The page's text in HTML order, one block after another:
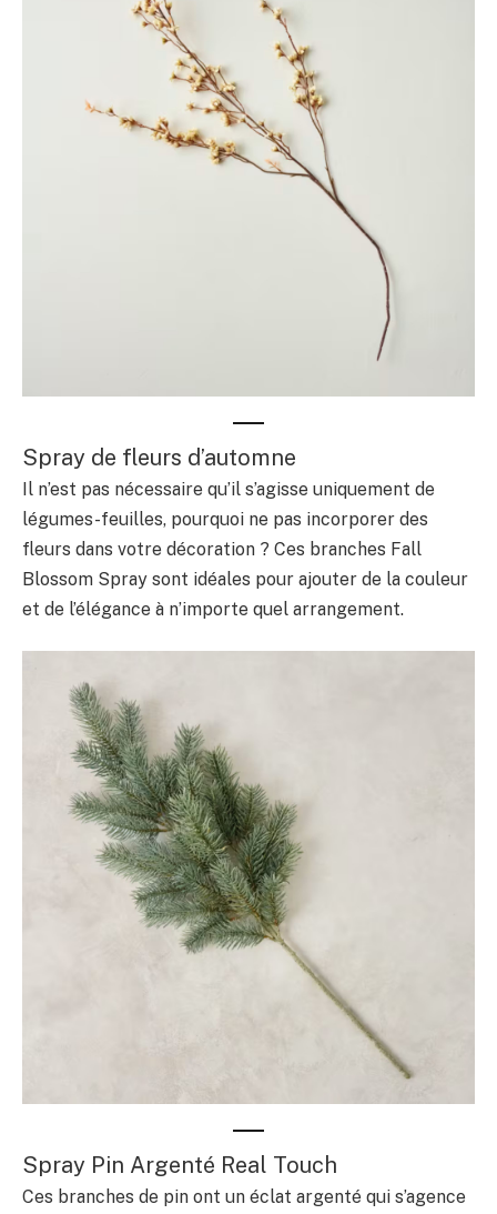
Spray de fleurs d’automne
Il n’est pas nécessaire qu’il s’agisse uniquement de
légumes-feuilles, pourquoi ne pas incorporer des
fleurs dans votre décoration ? Ces branches Fall
Blossom Spray sont idéales pour ajouter de la couleur
et de l’élégance à n’importe quel arrangement.
Spray Pin Argenté Real Touch
Ces branches de pin ont un éclat argenté qui s’agence